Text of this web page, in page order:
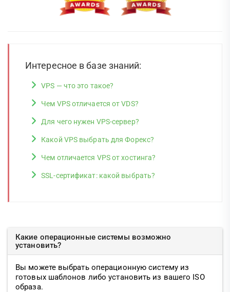
Интересное в базе знаний:
VPS — что это такое?
Чем VPS отличается от VDS?
Для чего нужен VPS-сервер?
Какой VPS выбрать для Форекс?
Чем отличается VPS от хостинга?
SSL-сертификат: какой выбрать?
Какие операционные системы возможно
установить?
Вы можете выбрать операционную систему из
готовых шаблонов либо установить из вашего ISO
образа.